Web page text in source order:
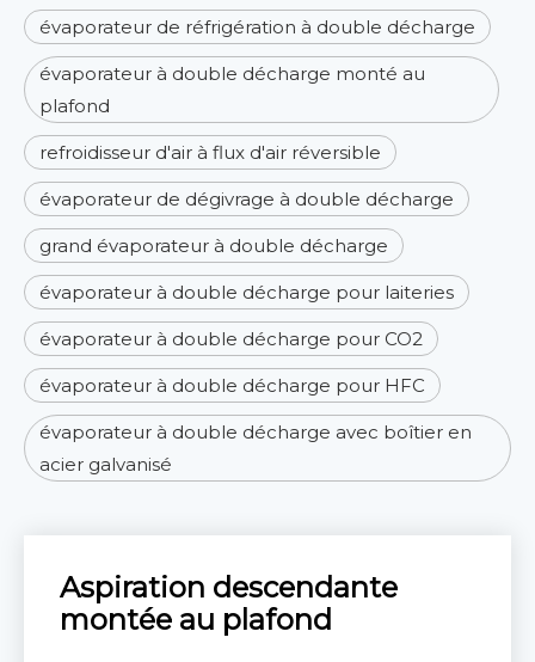
évaporateur de réfrigération à double décharge
évaporateur à double décharge monté au
plafond
refroidisseur d'air à flux d'air réversible
évaporateur de dégivrage à double décharge
grand évaporateur à double décharge
évaporateur à double décharge pour laiteries
évaporateur à double décharge pour CO2
évaporateur à double décharge pour HFC
évaporateur à double décharge avec boîtier en
acier galvanisé
Aspiration descendante
montée au plafond